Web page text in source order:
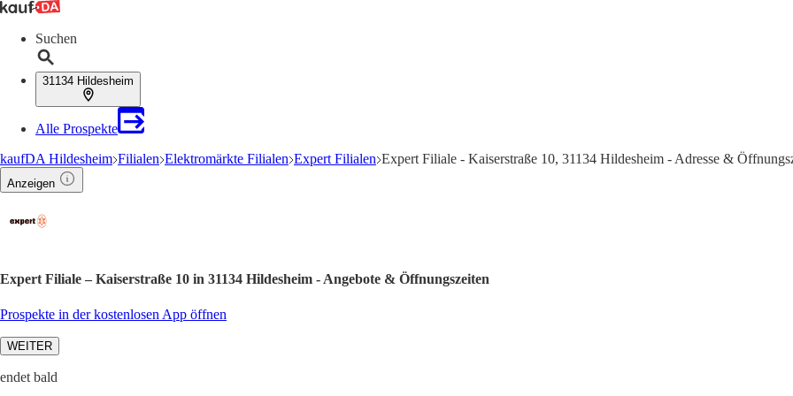
Suchen
31134 Hildesheim
Alle Prospekte
kaufDA Hildesheim Filialen Elektromärkte Filialen Expert Filialen Expert Filiale - Kaiserstraße 10, 31134 Hildesheim - Adresse &
Anzeigen
Expert Filiale – Kaiserstraße 10 in 31134 Hildesheim - Angebote & Öffnungszeiten
Prospekte in der kostenlosen App öffnen
WEITER
endet bald